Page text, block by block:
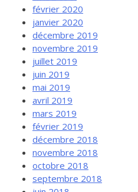
février 2020
janvier 2020
décembre 2019
novembre 2019
juillet 2019
juin 2019
mai 2019
avril 2019
mars 2019
février 2019
décembre 2018
novembre 2018
octobre 2018
septembre 2018